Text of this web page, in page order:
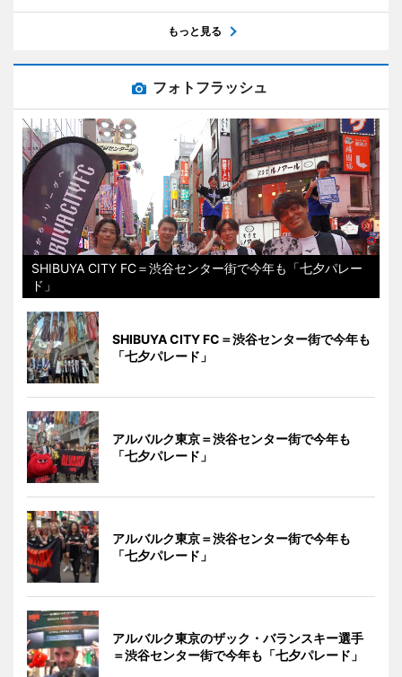
もっと見る
フォトフラッシュ
SHIBUYA CITY FC＝渋谷センター街で今年も「七夕パレー
ド」
SHIBUYA CITY FC＝渋谷センター街で今年も
「七夕パレード」
アルバルク東京＝渋谷センター街で今年も
「七夕パレード」
アルバルク東京＝渋谷センター街で今年も
「七夕パレード」
アルバルク東京のザック・バランスキー選手
＝渋谷センター街で今年も「七夕パレード」